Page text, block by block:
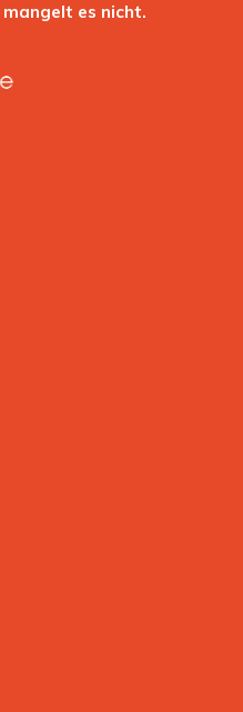
es nicht.